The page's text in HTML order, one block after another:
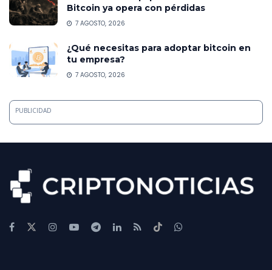
Bitcoin ya opera con pérdidas
7 AGOSTO, 2026
¿Qué necesitas para adoptar bitcoin en
tu empresa?
7 AGOSTO, 2026
PUBLICIDAD